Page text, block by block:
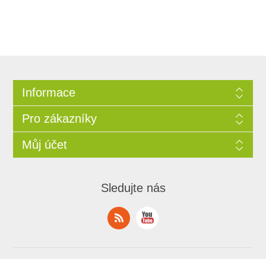
Informace
Pro zákazníky
Můj účet
Sledujte nás